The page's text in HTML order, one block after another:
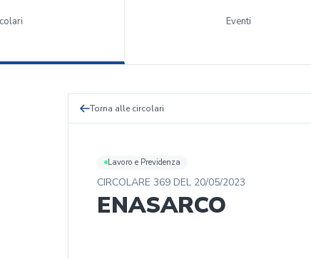
Eventi
Torna alle circolari
Lavoro e Previdenza
CIRCOLARE 369 DEL 20/05/2023
ENASARCO